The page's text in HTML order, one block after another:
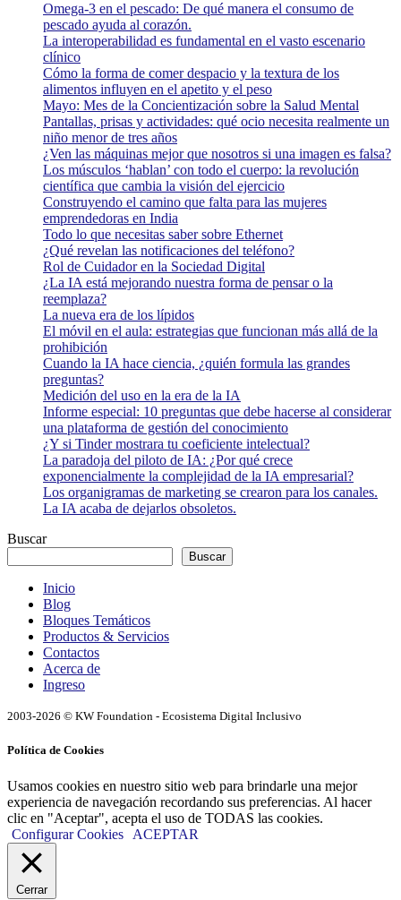
Omega-3 en el pescado: De qué manera el consumo de
pescado ayuda al corazón.
La interoperabilidad es fundamental en el vasto escenario
clínico
Cómo la forma de comer despacio y la textura de los
alimentos influyen en el apetito y el peso
Mayo: Mes de la Concientización sobre la Salud Mental
Pantallas, prisas y actividades: qué ocio necesita realmente un
niño menor de tres años
¿Ven las máquinas mejor que nosotros si una imagen es falsa?
Los músculos ‘hablan’ con todo el cuerpo: la revolución
científica que cambia la visión del ejercicio
Construyendo el camino que falta para las mujeres
emprendedoras en India
Todo lo que necesitas saber sobre Ethernet
¿Qué revelan las notificaciones del teléfono?
Rol de Cuidador en la Sociedad Digital
¿La IA está mejorando nuestra forma de pensar o la
reemplaza?
La nueva era de los lípidos
El móvil en el aula: estrategias que funcionan más allá de la
prohibición
Cuando la IA hace ciencia, ¿quién formula las grandes
preguntas?
Medición del uso en la era de la IA
Informe especial: 10 preguntas que debe hacerse al considerar
una plataforma de gestión del conocimiento
¿Y si Tinder mostrara tu coeficiente intelectual?
La paradoja del piloto de IA: ¿Por qué crece
exponencialmente la complejidad de la IA empresarial?
Los organigramas de marketing se crearon para los canales.
La IA acaba de dejarlos obsoletos.
Buscar
Buscar
Inicio
Blog
Bloques Temáticos
Productos & Servicios
Contactos
Acerca de
Ingreso
2003-2026 © KW Foundation - Ecosistema Digital Inclusivo
Política de Cookies
Usamos cookies en nuestro sitio web para brindarle una mejor
experiencia de navegación recordando sus preferencias. Al hacer
clic en "Aceptar", acepta el uso de TODAS las cookies.
Configurar Cookies
ACEPTAR
Cerrar